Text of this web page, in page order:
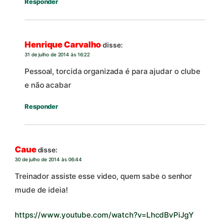
Henrique Carvalho disse:
31 de julho de 2014 às 16:22
Pessoal, torcida organizada é para ajudar o clube
e não acabar
Responder
Cauedisse:
30 de julho de 2014 às 06:44
Treinador assiste esse video, quem sabe o senhor
mude de ideia!
https://www.youtube.com/watch?v=LhcdBvPiJgY